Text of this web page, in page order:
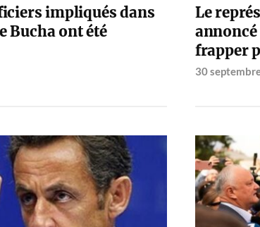
impliqués dans
Bucha ont été
Le
frapper
30